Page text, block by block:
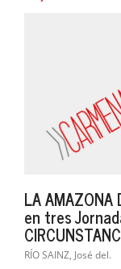
LA
en tres
RÍO SAINZ, José del.